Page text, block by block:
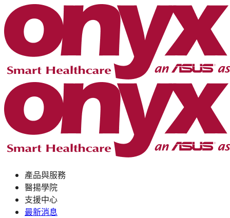
產品與服務
醫揚學院
支援中心
最新消息